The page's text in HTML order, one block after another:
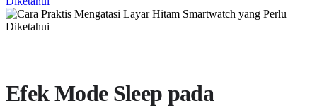
Efek Mode Sleep pada